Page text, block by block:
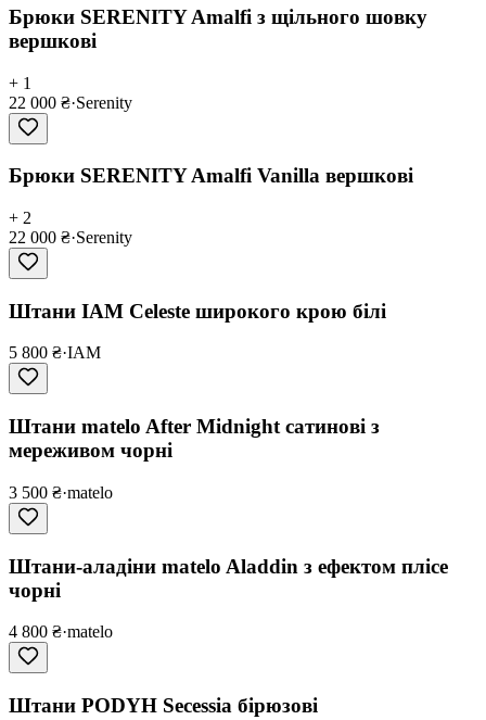
Брюки SERENITY Amalfi з щільного шовку
вершкові
+ 1
22 000 ₴·Serenity
Брюки SERENITY Amalfi Vanilla вершкові
+ 2
22 000 ₴·Serenity
Штани IAM Celeste широкого крою білі
5 800 ₴·IAM
Штани matelo After Midnight сатинові з
мереживом чорні
3 500 ₴·matelo
Штани-аладіни matelo Aladdin з ефектом плісе
чорні
4 800 ₴·matelo
Штани PODYH Secessia бірюзові